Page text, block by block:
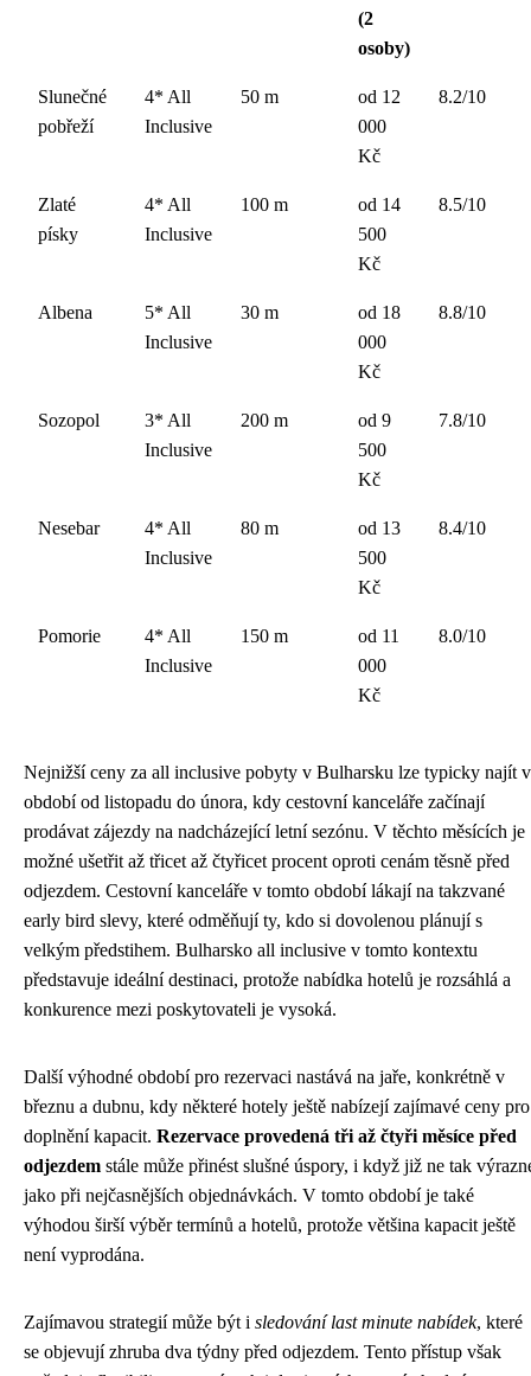
(2
osoby)
Slunečné
pobřeží
4* All
Inclusive
50 m
od 12
000
Kč
8.2/10
Zlaté
písky
4* All
Inclusive
100 m
od 14
500
Kč
8.5/10
Albena
5* All
Inclusive
30 m
od 18
000
Kč
8.8/10
Sozopol
3* All
Inclusive
200 m
od 9
500
Kč
7.8/10
Nesebar
4* All
Inclusive
80 m
od 13
500
Kč
8.4/10
Pomorie
4* All
Inclusive
150 m
od 11
000
Kč
8.0/10
Nejnižší ceny za all inclusive pobyty v Bulharsku lze typicky najít v
období od listopadu do února, kdy cestovní kanceláře začínají
prodávat zájezdy na nadcházející letní sezónu. V těchto měsících je
možné ušetřit až třicet až čtyřicet procent oproti cenám těsně před
odjezdem. Cestovní kanceláře v tomto období lákají na takzvané
early bird slevy, které odměňují ty, kdo si dovolenou plánují s
velkým předstihem. Bulharsko all inclusive v tomto kontextu
představuje ideální destinaci, protože nabídka hotelů je rozsáhlá a
konkurence mezi poskytovateli je vysoká.
Další výhodné období pro rezervaci nastává na jaře, konkrétně v
březnu a dubnu, kdy některé hotely ještě nabízejí zajímavé ceny pro
doplnění kapacit. Rezervace provedená tři až čtyři měsíce před
odjezdem stále může přinést slušné úspory, i když již ne tak
jako při nejčasnějších objednávkách. V tomto období je také
výhodou širší výběr termínů a hotelů, protože většina kapacit ještě
není vyprodána.
Zajímavou strategií může být i sledování last minute nabídek, které
se objevují zhruba dva týdny před odjezdem. Tento přístup však